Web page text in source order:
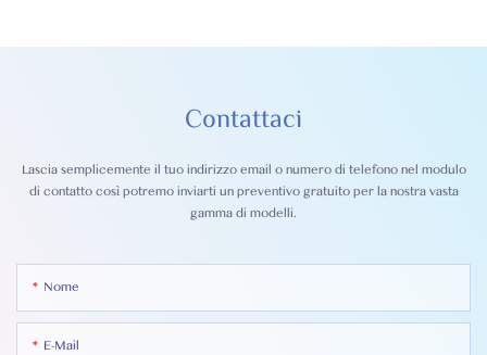
Contattaci
Lascia semplicemente il tuo indirizzo email o numero di telefono nel modulo
di contatto così potremo inviarti un preventivo gratuito per la nostra vasta
gamma di modelli.
Nome
E-Mail